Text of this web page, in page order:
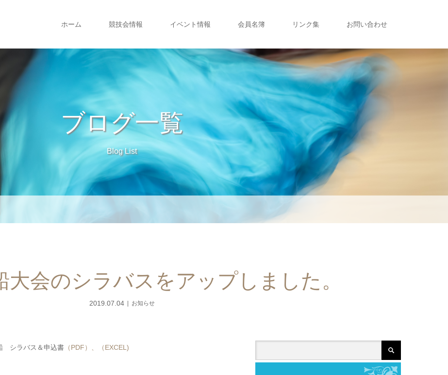
ホーム 競技会情報 イベント情報 会員名簿 リンク集 お問い合わせ
ブログ一覧
Blog List
会のシラバスをアップしました。
2019.07.04 お知らせ
シラバス＆申込書 （PDF）、
（EXCEL)